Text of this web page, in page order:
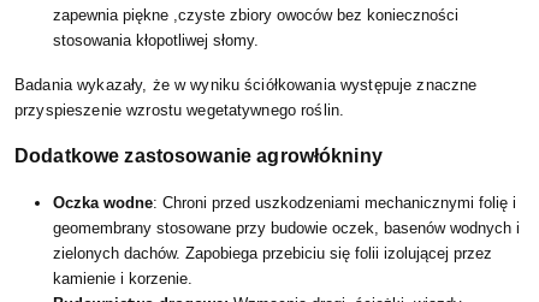
zapewnia piękne ,czyste zbiory owoców bez konieczności
stosowania kłopotliwej słomy.
Badania wykazały, że w wyniku ściółkowania występuje znaczne
przyspieszenie wzrostu wegetatywnego roślin.
Dodatkowe zastosowanie agrowłókniny
Oczka wodne: Chroni przed uszkodzeniami mechanicznymi folię i
geomembrany stosowane przy budowie oczek, basenów wodnych i
zielonych dachów. Zapobiega przebiciu się folii izolującej przez
kamienie i korzenie.